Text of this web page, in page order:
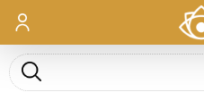
ورود
جست و